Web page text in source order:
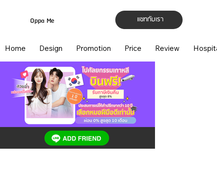
แชทกับเรา
Oppa Me
Home Design Promotion Price Review